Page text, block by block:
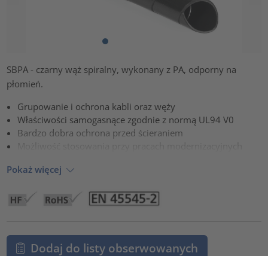
SBPA - czarny wąż spiralny, wykonany z PA, odporny na
płomień.
Grupowanie i ochrona kabli oraz węży
Właściwości samogasnące zgodnie z normą UL94 V0
Bardzo dobra ochrona przed ścieraniem
Pokaż więcej
Dodaj do listy obserwowanych